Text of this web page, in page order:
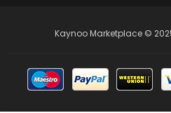
Kaynoo Marketplace ©